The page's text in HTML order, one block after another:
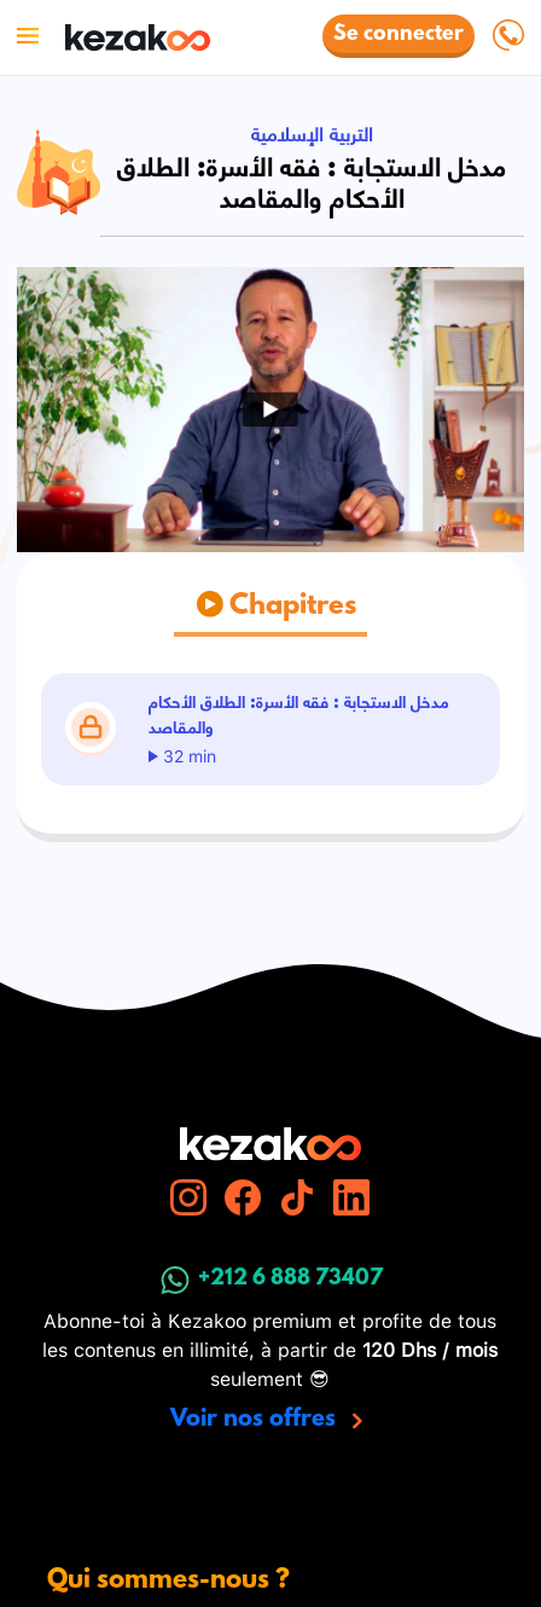
Se connecter
التربية الإسلامية
مدخل الاستجابة : فقه الأسرة: الطلاق
الأحكام والمقاصد
Chapitres
مدخل الاستجابة : فقه الأسرة: الطلاق الأحكام
والمقاصد
32 min
+212 6 888 73407
Abonne-toi à Kezakoo premium et profite de tous
les contenus en illimité, à partir de 120 Dhs / mois
seulement 😎
Voir nos offres
Qui sommes-nous ?